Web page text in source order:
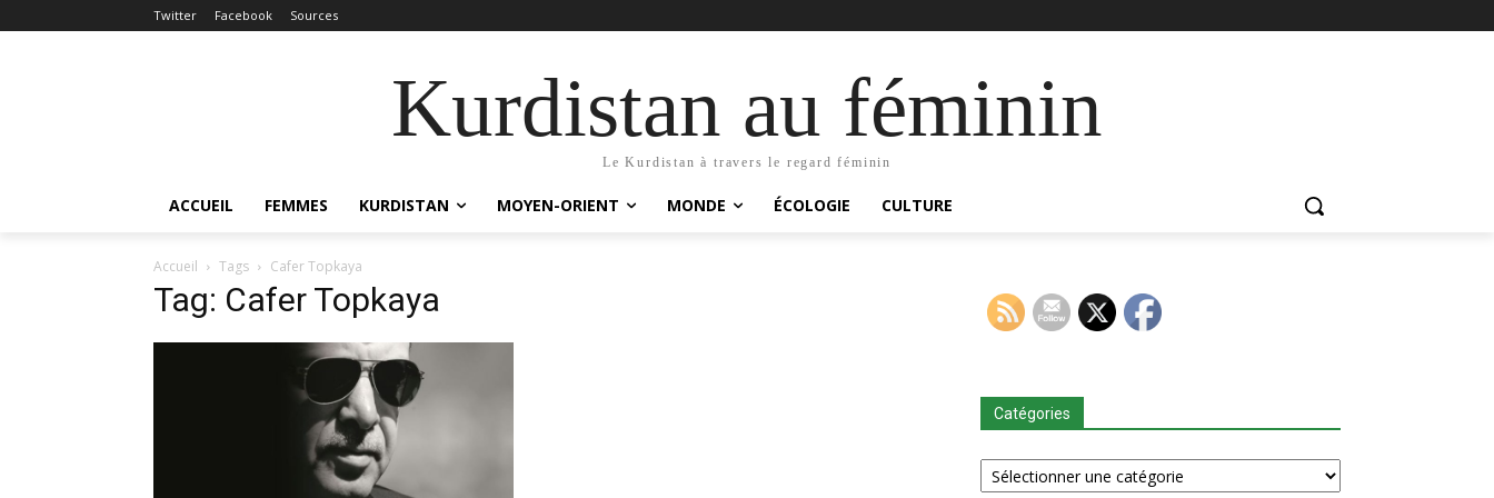
Twitter Facebook Sources
Kurdistan au féminin
Le Kurdistan à travers le regard féminin
ACCUEIL FEMMES KURDISTAN MOYEN-ORIENT MONDE ÉCOLOGIE CULTURE
Accueil Tags Cafer Topkaya
Tag: Cafer Topkaya
Catégories
Catégories